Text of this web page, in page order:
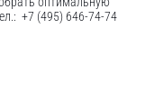
+7 (495) 646-74-74